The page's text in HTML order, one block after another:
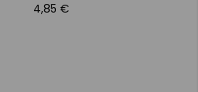
4,85 €